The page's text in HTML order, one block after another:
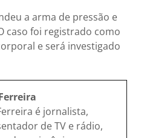
a arma de pressão e
caso foi registrado como
e será investigado
é jornalista,
de TV e rádio,